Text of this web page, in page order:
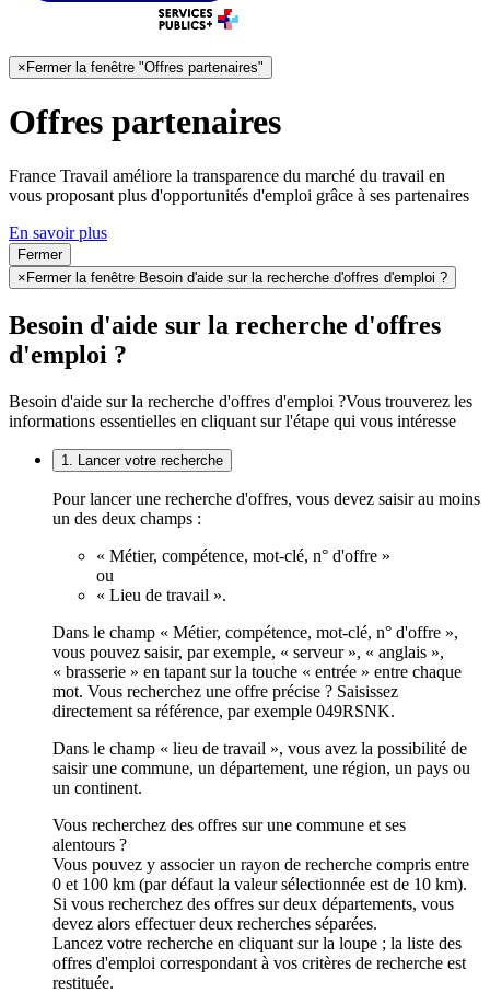
× Fermer la fenêtre "Offres partenaires"
Offres partenaires
France Travail améliore la transparence du marché du travail en
vous proposant plus d'opportunités d'emploi grâce à ses partenaires
En savoir plus
Fermer
× Fermer la fenêtre Besoin d'aide sur la recherche d'offres d'emploi ?
Besoin d'aide sur la recherche d'offres
d'emploi ?
Besoin d'aide sur la recherche d'offres d'emploi ?Vous trouverez les
informations essentielles en cliquant sur l'étape qui vous intéresse
1. Lancer votre recherche
Pour lancer une recherche d'offres, vous devez saisir au moins
un des deux champs :
« Métier, compétence, mot-clé, n° d'offre »
ou
« Lieu de travail ».
Dans le champ « Métier, compétence, mot-clé, n° d'offre »,
vous pouvez saisir, par exemple, « serveur », « anglais »,
« brasserie » en tapant sur la touche « entrée » entre chaque
mot. Vous recherchez une offre précise ? Saisissez
directement sa référence, par exemple 049RSNK.
Dans le champ « lieu de travail », vous avez la possibilité de
saisir une commune, un département, une région, un pays ou
un continent.
Vous recherchez des offres sur une commune et ses
alentours ?
Vous pouvez y associer un rayon de recherche compris entre
0 et 100 km (par défaut la valeur sélectionnée est de 10 km).
Si vous recherchez des offres sur deux départements, vous
devez alors effectuer deux recherches séparées.
Lancez votre recherche en cliquant sur la loupe ; la liste des
offres d'emploi correspondant à vos critères de recherche est
restituée.